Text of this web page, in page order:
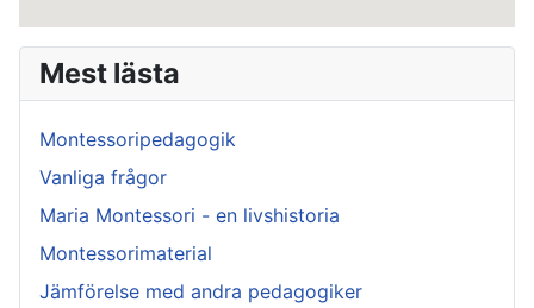
Mest lästa
Montessoripedagogik
Vanliga frågor
Maria Montessori - en livshistoria
Montessorimaterial
Jämförelse med andra pedagogiker